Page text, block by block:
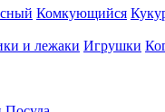
Комкующийся
и лежаки Игрушки